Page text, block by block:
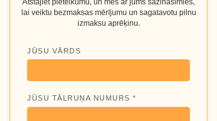
Atstājiet pieteikumu, un mēs ar jums sazināsimies,
lai veiktu bezmaksas mērījumu un sagatavotu pilnu
izmaksu aprēķinu.
JŪSU VĀRDS
JŪSU TĀLRUŅA NUMURS *